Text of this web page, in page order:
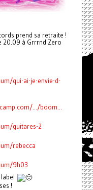
prend sa retraite !
20.09 à Grrrnd Zero
qui-ai-je-envie-d-
.../boom...
guitares-2
rebecca
9h03
!